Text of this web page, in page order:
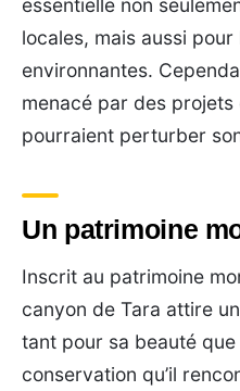
locales, mais aussi
environnantes.
menacé par des
pourraient perturber
Un patrimoine
Inscrit au patrimoine
canyon de Tara attire
tant pour sa beauté
conservation qu’il